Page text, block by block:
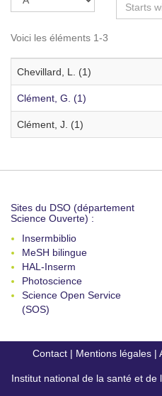
Voici les éléments 1-3
Chevillard, L. (1)
Clément, G. (1)
Clément, J. (1)
Sites du DSO (département
Science Ouverte) :
Insermbiblio
MeSH bilingue
HAL-Inserm
Photoscience
Science Open Service
(SOS)
Contact | Mentions légales |
Institut national de la santé et